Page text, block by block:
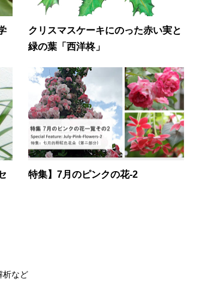
クリスマスケーキにのった赤い実と
緑の葉「西洋柊」
特集】7月のピンクの花-2
析など